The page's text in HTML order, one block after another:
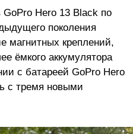
Hero 13 Black по
поколения
магнитных креплений,
ёмкого аккумулятора
с батареей GoPro Hero
с тремя новыми